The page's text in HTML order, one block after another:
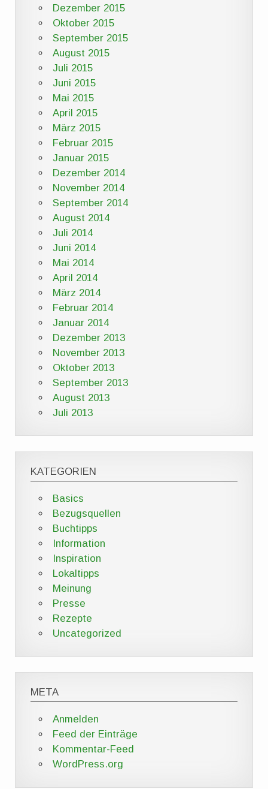
Dezember 2015
Oktober 2015
September 2015
August 2015
Juli 2015
Juni 2015
Mai 2015
April 2015
März 2015
Februar 2015
Januar 2015
Dezember 2014
November 2014
September 2014
August 2014
Juli 2014
Juni 2014
Mai 2014
April 2014
März 2014
Februar 2014
Januar 2014
Dezember 2013
November 2013
Oktober 2013
September 2013
August 2013
Juli 2013
KATEGORIEN
Basics
Bezugsquellen
Buchtipps
Information
Inspiration
Lokaltipps
Meinung
Presse
Rezepte
Uncategorized
META
Anmelden
Feed der Einträge
Kommentar-Feed
WordPress.org